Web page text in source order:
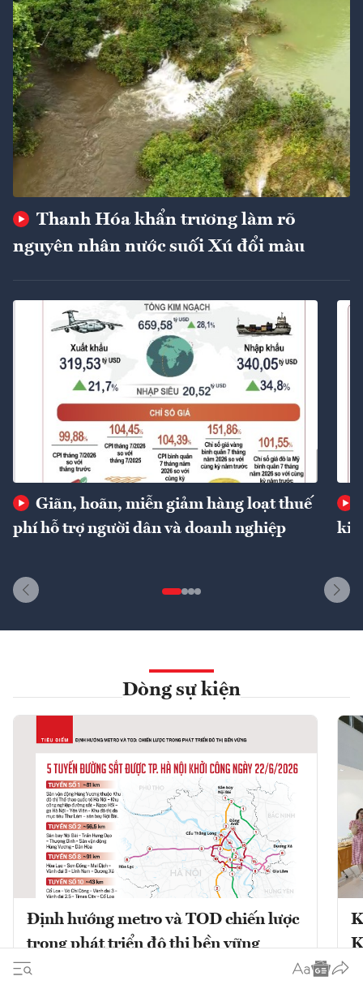
Thanh Hóa khẩn trương làm rõ
nguyên nhân nước suối Xú đổi màu
Giãn, hoãn, miễn giảm hàng loạt thuế
phí hỗ trợ người dân và doanh nghiệp
Dòng sự kiện
Định hướng metro và TOD chiến lược
trong phát triển đô thị bền vững
Phát triển đô thị theo định hướng giao